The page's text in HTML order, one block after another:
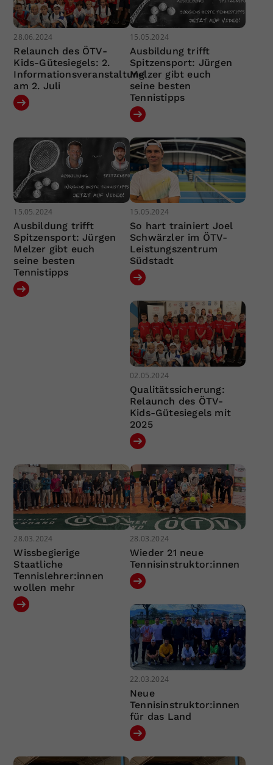
28.06.2024
Relaunch des ÖTV-
Kids-Gütesiegels: 2.
Informationsveranstaltung
am 2. Juli
15.05.2024
Ausbildung trifft
Spitzensport: Jürgen
Melzer gibt euch
seine besten
Tennistipps
15.05.2024
Ausbildung trifft
Spitzensport: Jürgen
Melzer gibt euch
seine besten
Tennistipps
15.05.2024
So hart trainiert Joel
Schwärzler im ÖTV-
Leistungszentrum
Südstadt
02.05.2024
Qualitätssicherung:
Relaunch des ÖTV-
Kids-Gütesiegels mit
2025
28.03.2024
Wissbegierige
Staatliche
Tennislehrer:innen
wollen mehr
28.03.2024
Wieder 21 neue
Tennisinstruktor:innen
22.03.2024
Neue
Tennisinstruktor:innen
für das Land